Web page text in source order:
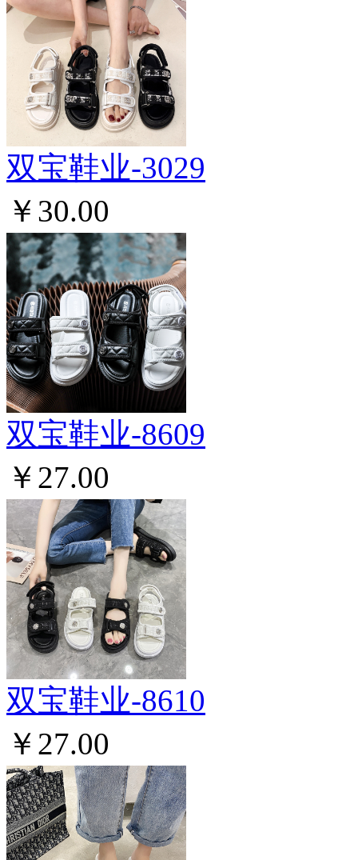
双宝鞋业-3029
￥30.00
双宝鞋业-8609
￥27.00
双宝鞋业-8610
￥27.00